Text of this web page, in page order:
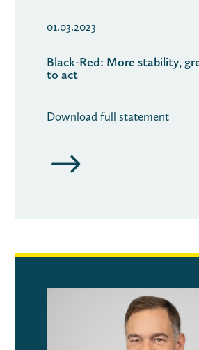
01.03.2023
Black-Red: More stability,
to act
Download full statement
$